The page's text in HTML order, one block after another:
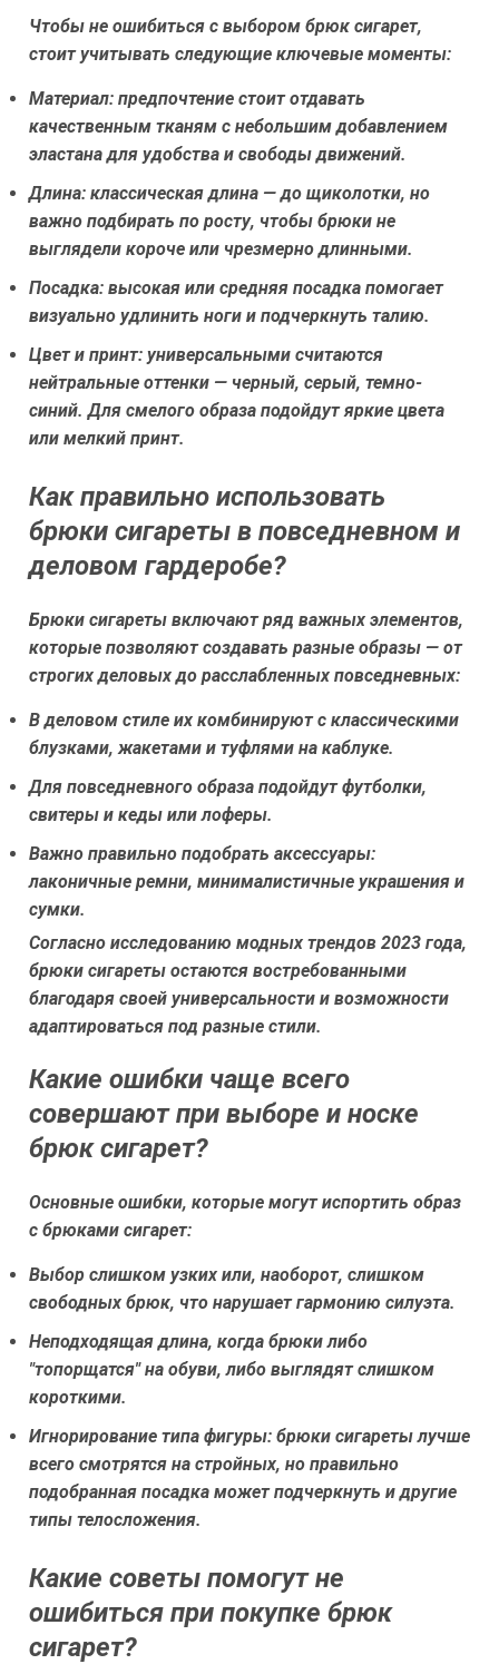
Чтобы не ошибиться с выбором брюк сигарет,
стоит учитывать следующие ключевые моменты:
Материал: предпочтение стоит отдавать
качественным тканям с небольшим добавлением
эластана для удобства и свободы движений.
Длина: классическая длина — до щиколотки, но
важно подбирать по росту, чтобы брюки не
выглядели короче или чрезмерно длинными.
Посадка: высокая или средняя посадка помогает
визуально удлинить ноги и подчеркнуть талию.
Цвет и принт: универсальными считаются
нейтральные оттенки — черный, серый, темно-
синий. Для смелого образа подойдут яркие цвета
или мелкий принт.
Как правильно использовать
брюки сигареты в повседневном и
деловом гардеробе?
Брюки сигареты включают ряд важных элементов,
которые позволяют создавать разные образы — от
строгих деловых до расслабленных повседневных:
В деловом стиле их комбинируют с классическими
блузками, жакетами и туфлями на каблуке.
Для повседневного образа подойдут футболки,
свитеры и кеды или лоферы.
Важно правильно подобрать аксессуары:
лаконичные ремни, минималистичные украшения и
сумки.
Согласно исследованию модных трендов 2023 года,
брюки сигареты остаются востребованными
благодаря своей универсальности и возможности
адаптироваться под разные стили.
Какие ошибки чаще всего
совершают при выборе и носке
брюк сигарет?
Основные ошибки, которые могут испортить образ
с брюками сигарет:
Выбор слишком узких или, наоборот, слишком
свободных брюк, что нарушает гармонию силуэта.
Неподходящая длина, когда брюки либо
"топорщатся" на обуви, либо выглядят слишком
короткими.
Игнорирование типа фигуры: брюки сигареты лучше
всего смотрятся на стройных, но правильно
подобранная посадка может подчеркнуть и другие
типы телосложения.
Какие советы помогут не
ошибиться при покупке брюк
сигарет?